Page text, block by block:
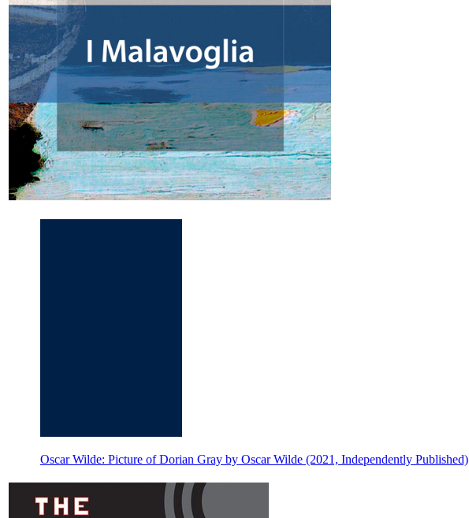
Oscar Wilde: Picture of Dorian Gray by Oscar Wilde (2021, Independently Published)